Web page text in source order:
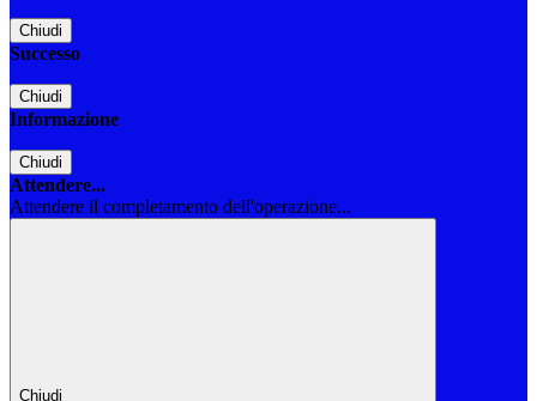
Chiudi
Successo
Chiudi
Informazione
Chiudi
Attendere...
Attendere il completamento dell'operazione...
Chiudi